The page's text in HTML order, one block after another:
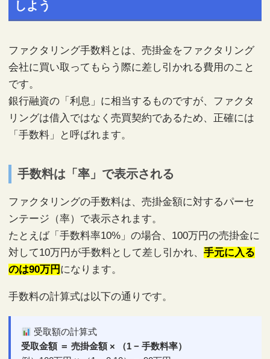
しよう
ファクタリング手数料とは、売掛金をファクタリング
会社に買い取ってもらう際に差し引かれる費用のこと
です。
銀行融資の「利息」に相当するものですが、ファクタ
リングは借入ではなく売買契約であるため、正確には
「手数料」と呼ばれます。
手数料は「率」で表示される
ファクタリングの手数料は、売掛金額に対するパーセ
ンテージ（率）で表示されます。
たとえば「手数料率10%」の場合、100万円の売掛金に
対して10万円が手数料として差し引かれ、 手元に入る
のは90万円 になります。
手数料の計算式は以下の通りです。
受取額の計算式
受取金額 ＝ 売掛金額 × （1 − 手数料率）